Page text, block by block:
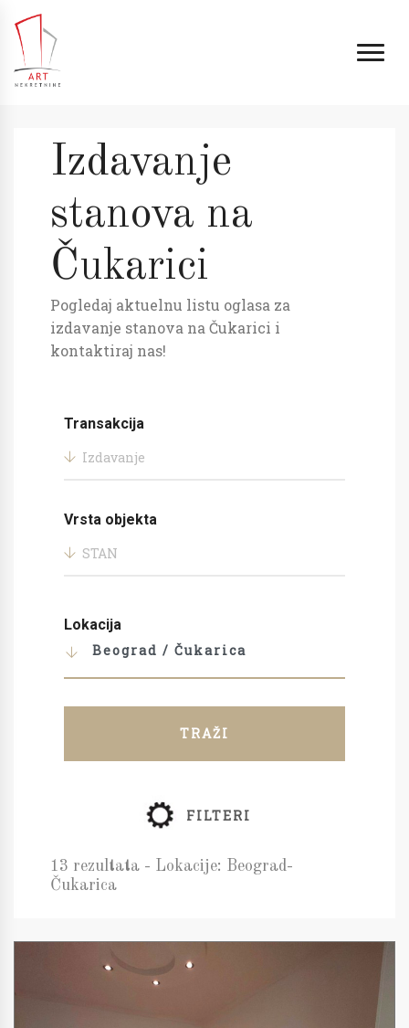
Izdavanje
stanova na
Čukarici
Pogledaj aktuelnu listu oglasa za
izdavanje stanova na Čukarici i
kontaktiraj nas!
Transakcija
Izdavanje
Vrsta objekta
STAN
Lokacija
Beograd / Čukarica
TRAŽI
FILTERI
13 rezultata - Lokacije: Beograd-
Čukarica